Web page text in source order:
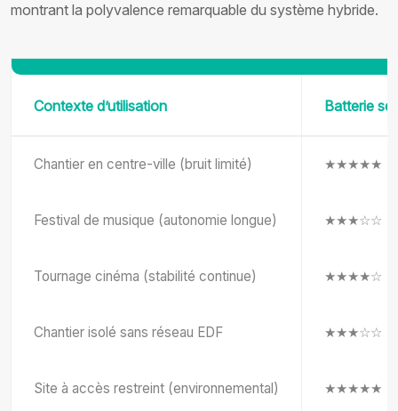
montrant la polyvalence remarquable du système hybride.
Contexte d’utilisation Batterie
Chantier en centre-ville (bruit limité) ★★★★★
Festival de musique (autonomie longue) ★★★☆☆
Tournage cinéma (stabilité continue) ★★★★☆
Chantier isolé sans réseau EDF ★★★☆☆
Site à accès restreint (environnemental) ★★★★★